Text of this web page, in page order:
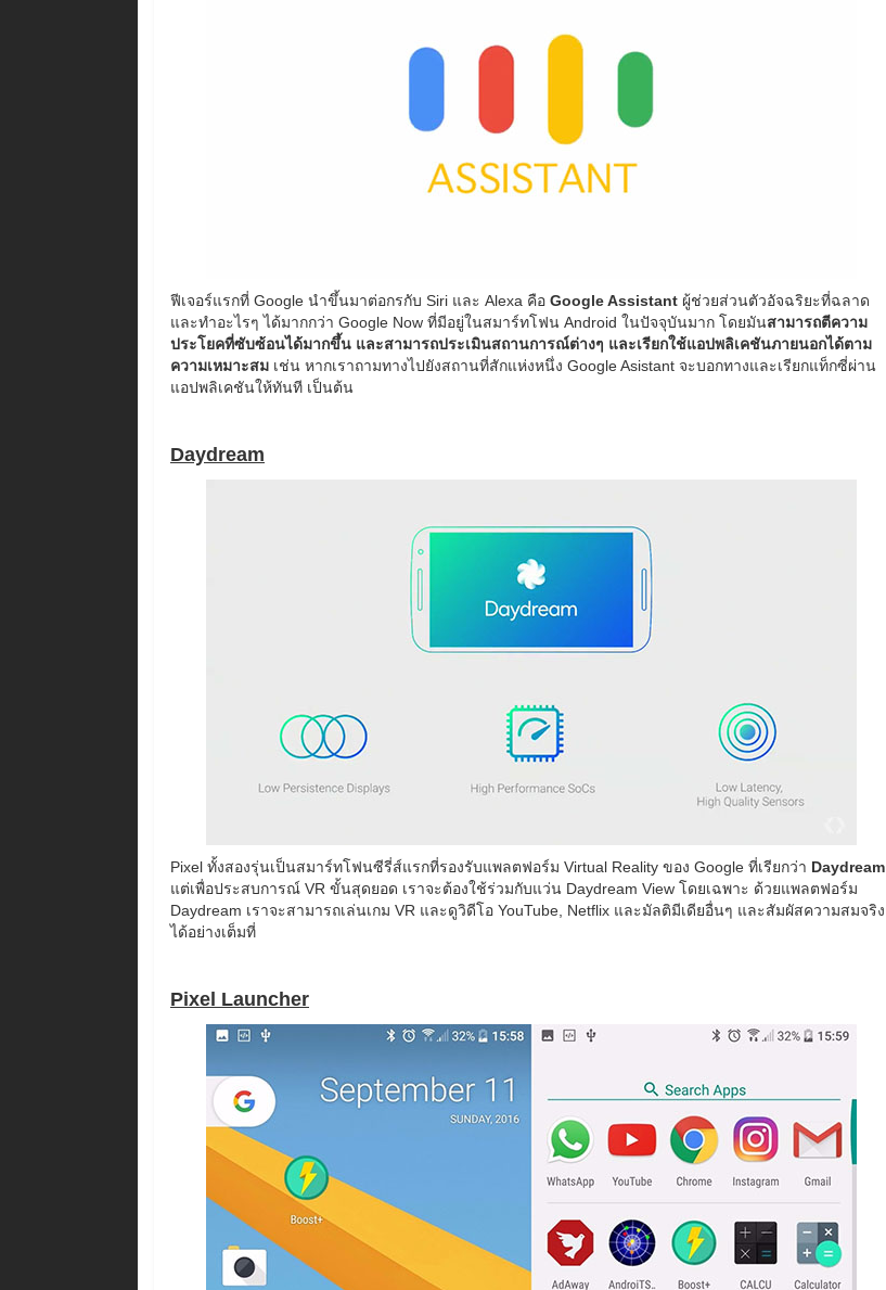
ฟีเจอร์แรกที่ Google นำขึ้นมาต่อกรกับ Siri และ Alexa คือ Google Assistant ผู้ช่วยส่วนตัวอัจฉริยะที่ฉลาด
และทำอะไรๆ ได้มากกว่า Google Now ที่มีอยู่ในสมาร์ทโฟน Android ในปัจจุบันมาก โดยมันสามารถตีความ
ประโยคที่ซับซ้อนได้มากขึ้น และสามารถประเมินสถานการณ์ต่างๆ และเรียกใช้แอปพลิเคชันภายนอกได้ตาม
ความเหมาะสม เช่น หากเราถามทางไปยังสถานที่สักแห่งหนึ่ง Google Asistant จะบอกทางและเรียกแท็กซี่ผ่าน
แอปพลิเคชันให้ทันที เป็นต้น
Daydream
Pixel ทั้งสองรุ่นเป็นสมาร์ทโฟนซีรี่ส์แรกที่รองรับแพลตฟอร์ม Virtual Reality ของ Google ที่เรียกว่า Daydream
แต่เพื่อประสบการณ์ VR ขั้นสุดยอด เราจะต้องใช้ร่วมกับแว่น Daydream View โดยเฉพาะ ด้วยแพลตฟอร์ม
Daydream เราจะสามารถเล่นเกม VR และดูวิดีโอ YouTube, Netflix และมัลติมีเดียอื่นๆ และสัมผัสความสมจริง
ได้อย่างเต็มที่
Pixel Launcher